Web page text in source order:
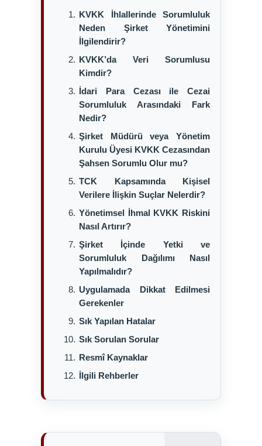
KVKK İhlallerinde Sorumluluk
Neden Şirket Yönetimini
İlgilendirir?
KVKK’da Veri Sorumlusu
Kimdir?
İdari Para Cezası ile Cezai
Sorumluluk Arasındaki Fark
Nedir?
Şirket Müdürü veya Yönetim
Kurulu Üyesi KVKK Cezasından
Şahsen Sorumlu Olur mu?
TCK Kapsamında Kişisel
Verilere İlişkin Suçlar Nelerdir?
Yönetimsel İhmal KVKK Riskini
Nasıl Artırır?
Şirket İçinde Yetki ve
Sorumluluk Dağılımı Nasıl
Yapılmalıdır?
Uygulamada Dikkat Edilmesi
Gerekenler
Sık Yapılan Hatalar
Sık Sorulan Sorular
Resmî Kaynaklar
İlgili Rehberler